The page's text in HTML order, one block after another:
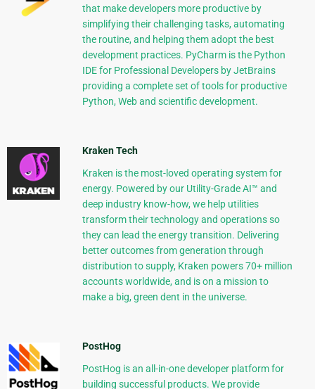
that make developers more productive by
simplifying their challenging tasks, automating
the routine, and helping them adopt the best
development practices. PyCharm is the Python
IDE for Professional Developers by JetBrains
providing a complete set of tools for productive
Python, Web and scientific development.
Kraken Tech
Kraken is the most-loved operating system for
energy. Powered by our Utility-Grade AI™ and
deep industry know-how, we help utilities
transform their technology and operations so
they can lead the energy transition. Delivering
better outcomes from generation through
distribution to supply, Kraken powers 70+ million
accounts worldwide, and is on a mission to
make a big, green dent in the universe.
PostHog
PostHog is an all-in-one developer platform for
building successful products. We provide